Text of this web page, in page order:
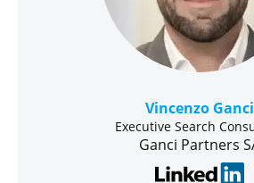
Vincenzo Ganci
Executive Search
Ganci Partners